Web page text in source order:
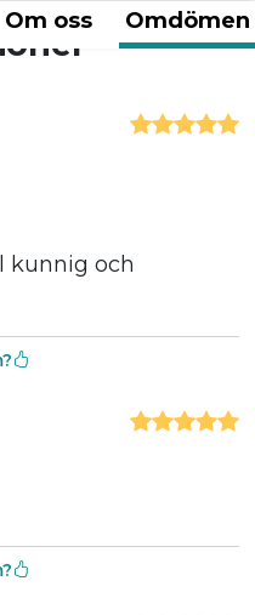
Om oss Omdömen
kunnig och